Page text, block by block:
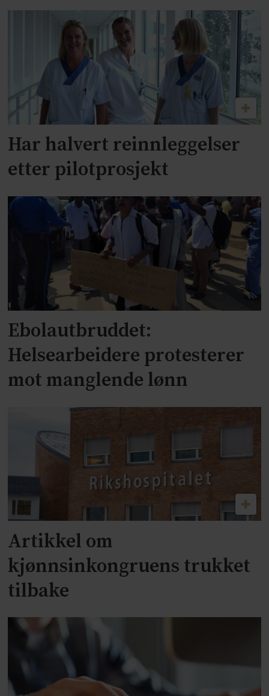
Har halvert reinnleggelser
etter pilotprosjekt
Ebolautbruddet:
Helsearbeidere protesterer
mot manglende lønn
Artikkel om
kjønnsinkongruens trukket
tilbake